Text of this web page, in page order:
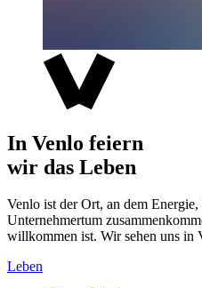
In Venlo feiern
wir das Leben
Venlo ist der Ort, an dem
Unternehmertum
willkommen ist. Wir sehen uns in
Leben